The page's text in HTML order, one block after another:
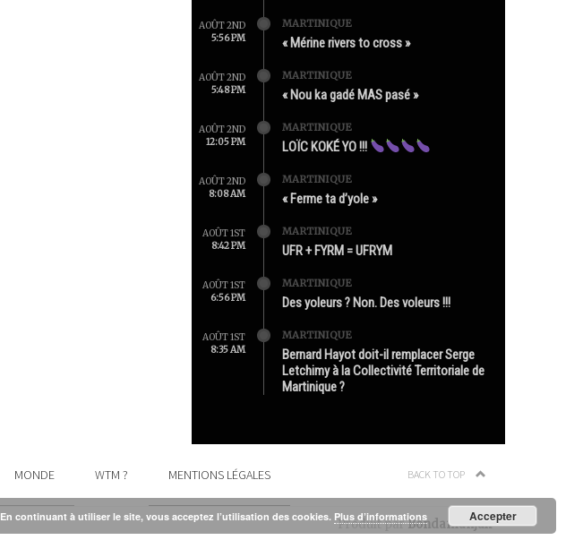
AOÛT 2ND
5:56 PM
MARTINIQUE
« Mérine rivers to cross »
AOÛT 2ND
5:48 PM
MARTINIQUE
« Nou ka gadé MAS pasé »
AOÛT 2ND
12:05 PM
MARTINIQUE
LOÏC KOKÉ YO !!!
AOÛT 2ND
8:08 AM
MARTINIQUE
« Ferme ta d’yole »
AOÛT 1ST
8:42 PM
MARTINIQUE
UFR + FYRM = UFRYM
AOÛT 1ST
6:56 PM
MARTINIQUE
Des yoleurs ? Non. Des voleurs !!!
AOÛT 1ST
8:35 AM
MARTINIQUE
Bernard Hayot doit-il remplacer Serge
Letchimy à la Collectivité Territoriale de
Martinique ?
MONDE WTM ? MENTIONS LÉGALES BACK TO TOP
Produit parBondamanjak
En continuant à utiliser le site, vous acceptez l’utilisation des cookies. Plus d’informations Accepter